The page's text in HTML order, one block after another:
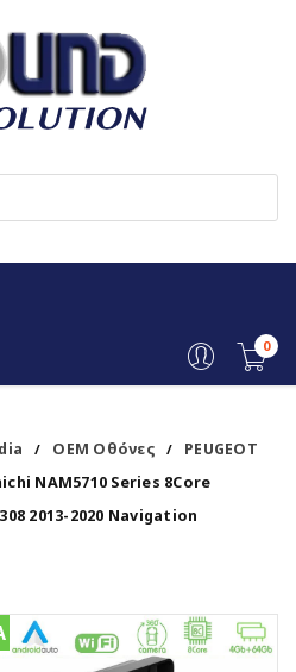
0
/ OEM Οθόνες / PEUGEOT
NAM5710 Series 8Core
2013-2020 Navigation